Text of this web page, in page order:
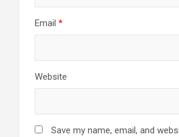
Email *
Website
Save my name, email, and